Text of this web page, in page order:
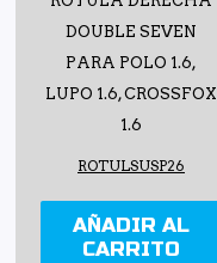
DOUBLE SEVEN
PARA POLO 1.6,
LUPO 1.6, CROSSFOX
1.6
ROTULSUSP26
AÑADIR AL
CARRITO